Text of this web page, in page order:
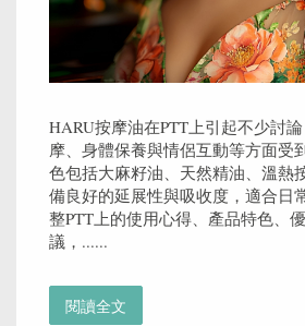
HARU按摩油在PTT上引起不少討
摩、身體保養與情侶互動等方面受
色包括大麻籽油、天然精油、溫熱
備良好的延展性與吸收度，適合日
整PTT上的使用心得、產品特色、
議，......
閱讀全文